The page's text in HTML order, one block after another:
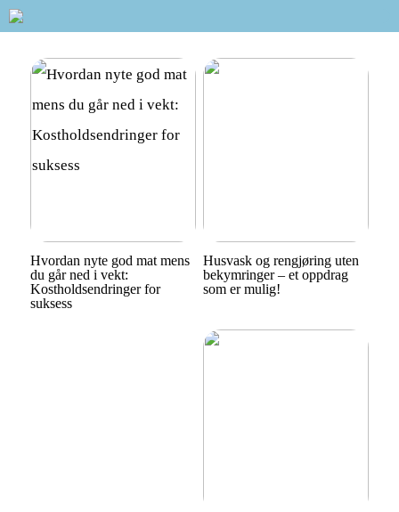
Hvordan nyte god mat mens
du går ned i vekt:
Kostholdsendringer for
suksess
Husvask og rengjøring uten
bekymringer – et oppdrag
som er mulig!